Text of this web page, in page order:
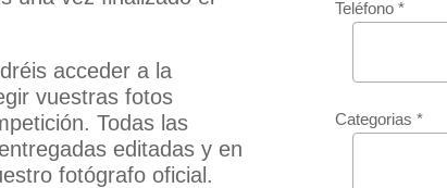
acceder a la
vuestras fotos
Todas las
editadas y en
fotógrafo oficial.
Teléfono *
Categorias *